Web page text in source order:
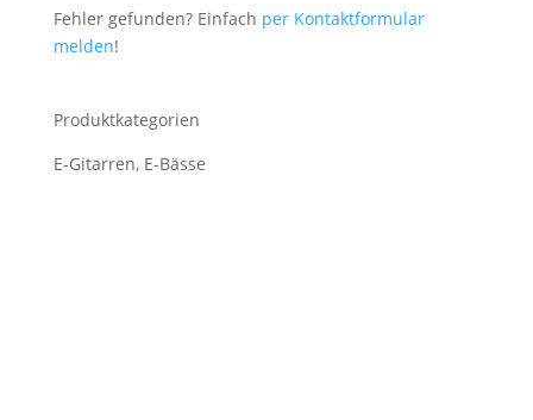
Fehler gefunden? Einfach per Kontaktformular
melden!
Produktkategorien
E-Gitarren, E-Bässe